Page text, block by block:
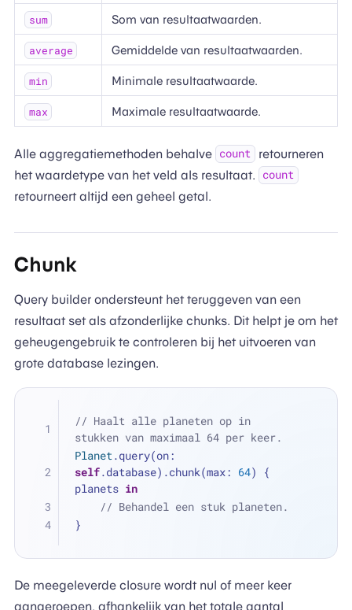
sum Som van resultaatwaarden.
average Gemiddelde van resultaatwaarden.
min Minimale resultaatwaarde.
max Maximale resultaatwaarde.
Alle aggregatiemethoden behalve count
retourneren
het waardetype van het veld als resultaat.
count
retourneert altijd een geheel getal.
Chunk
Query builder ondersteunt het teruggeven van een
resultaat set als afzonderlijke chunks. Dit helpt je om het
geheugengebruik te controleren bij het uitvoeren van
grote database lezingen.
// Haalt alle planeten op in
stukken van maximaal 64 per keer.
Planet
self.database).chunk(max: 64) {
planets in
// Behandel een stuk planeten.
}
De meegeleverde closure wordt nul of meer keer
aangeroepen, afhankelijk van het totale aantal